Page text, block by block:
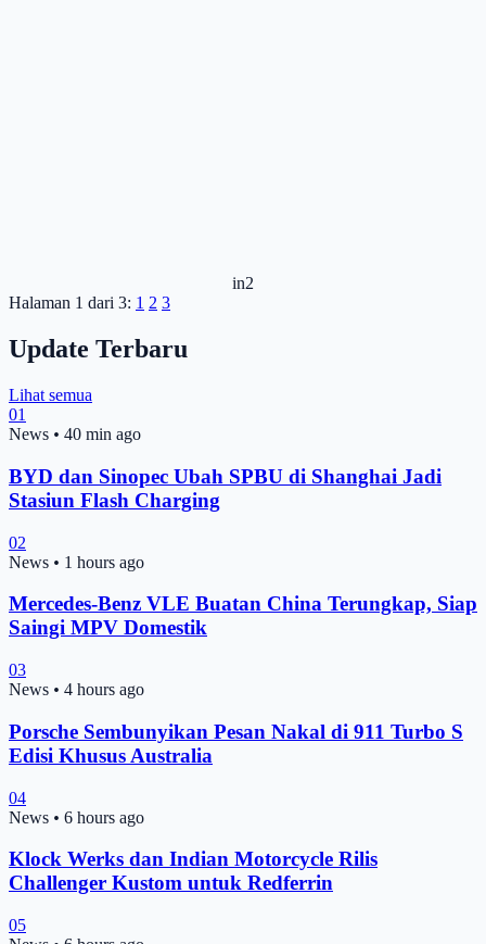
in2
Halaman 1 dari 3: 1 2 3
Update Terbaru
Lihat semua
01
News • 40 min ago
BYD dan Sinopec Ubah SPBU di Shanghai Jadi
Stasiun Flash Charging
02
News • 1 hours ago
Mercedes-Benz VLE Buatan China Terungkap, Siap
Saingi MPV Domestik
03
News • 4 hours ago
Porsche Sembunyikan Pesan Nakal di 911 Turbo S
Edisi Khusus Australia
04
News • 6 hours ago
Klock Werks dan Indian Motorcycle Rilis
Challenger Kustom untuk Redferrin
05